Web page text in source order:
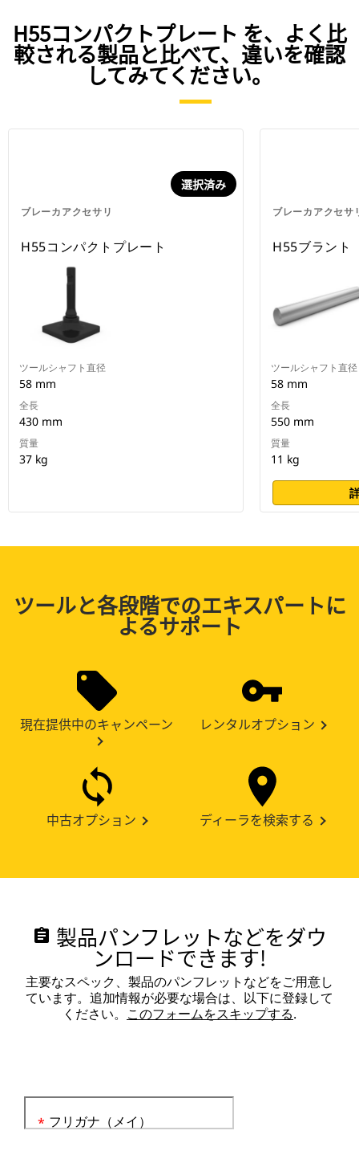
H55コンパクトプレート を、よく比
較される製品と比べて、違いを確認
してみてください。
ブレーカアクセサリ
選択済み
H55コンパクトプレート
ツールシャフト直径
58 mm
全長
430 mm
質量
37 kg
ブレーカアクセサ
H55ブラント
ツールシャフト直径
58 mm
全長
550 mm
質量
11 kg
ツールと各段階でのエキスパートに
よるサポート
現在提供中のキャンペーン レンタルオプション
中古オプション ディーラを検索する
assignment 製品パンフレットなどをダウ
ンロードできます!
主要なスペック、製品のパンフレットなどをご用意し
ています。追加情報が必要な場合は、以下に登録して
ください。 このフォームをスキップする.
フリガナ（メイ）
*